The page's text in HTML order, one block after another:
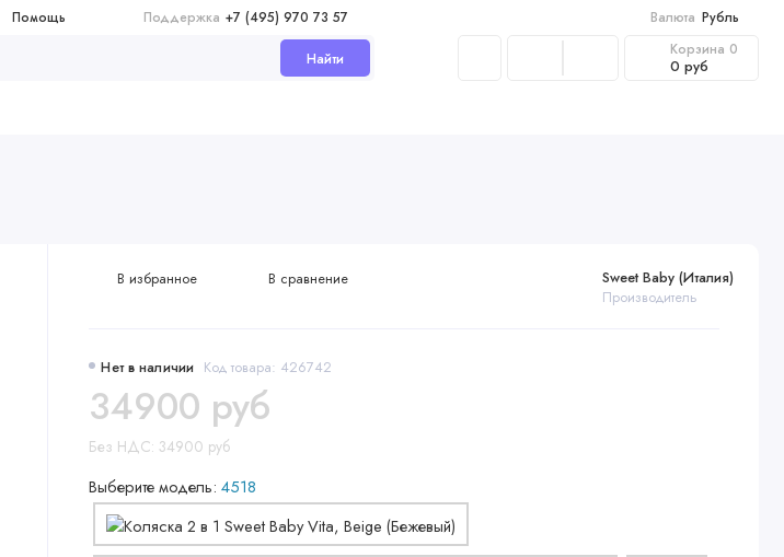
Помощь Поддержка +7 (495) 970 73 57 Валюта Рубль
Найти Корзина 0
0 руб
Нет в наличии Код товара: 426742
Sweet Baby (Италия)
Производитель
34900 руб
Без НДС: 34900 руб
Выберите модель: 4518
В избранное В сравнение